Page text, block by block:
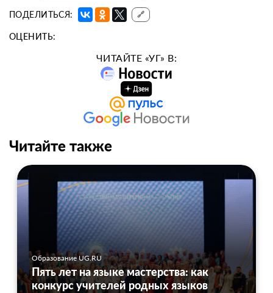
ПОДЕЛИТЬСЯ: 🔗
ОЦЕНИТЬ:
ЧИТАЙТЕ «УГ» В:
Читайте также
Образование UG.RU
Пять лет на языке мастерства: как
конкурс учителей родных языков